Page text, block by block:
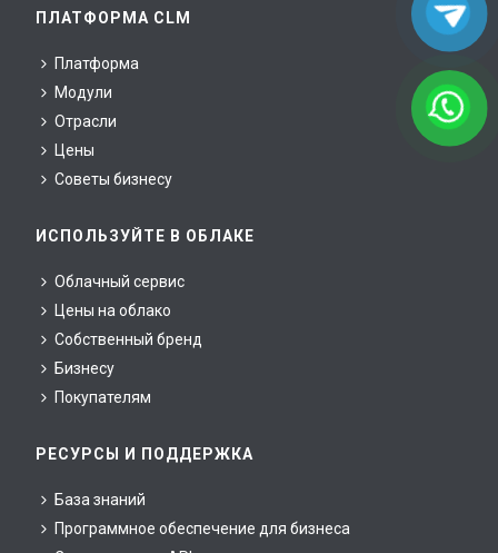
ПЛАТФОРМА CLM
Платформа
Модули
Отрасли
Цены
Советы бизнесу
ИСПОЛЬЗУЙТЕ В ОБЛАКЕ
Облачный сервис
Цены на облако
Собственный бренд
Бизнесу
Покупателям
РЕСУРСЫ И ПОДДЕРЖКА
База знаний
Программное обеспечение для бизнеса